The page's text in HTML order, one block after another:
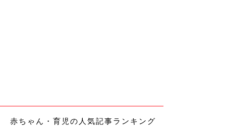
赤ちゃん・育児の人気記事ランキング